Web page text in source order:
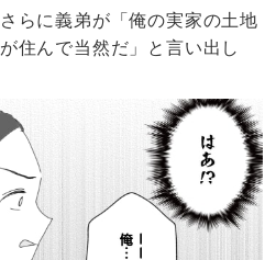
らに義弟が「俺の実家の土地
住んで当然だ」と言い出し